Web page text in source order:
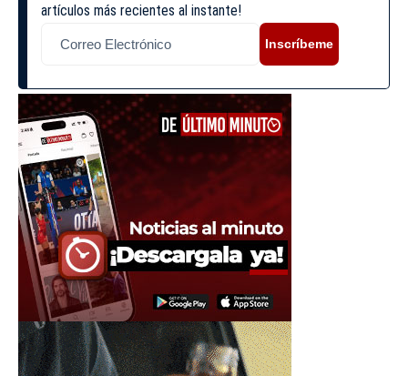
artículos más recientes al instante!
Inscríbeme